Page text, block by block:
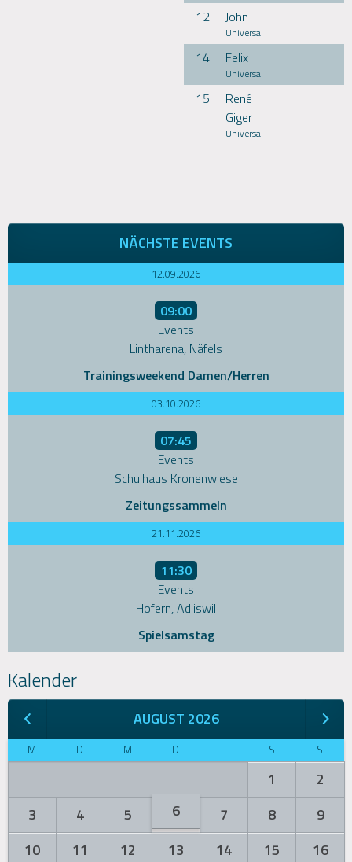
12 John
Universal
14 Felix
Universal
15
René
Giger
Universal
NÄCHSTE EVENTS
12.09.2026
09:00
Events
Lintharena, Näfels
Trainingsweekend Damen/Herren
03.10.2026
07:45
Events
Schulhaus Kronenwiese
Zeitungssammeln
21.11.2026
11:30
Events
Hofern, Adliswil
Spielsamstag
Kalender
AUGUST 2026
M D M D F S S
1
2
3
4 5 6 7 8
9
10
11 12 13 14 15
16